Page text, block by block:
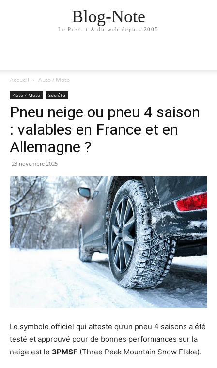
Blog-Note
Le Post-it ® du web depuis 2005
Accueil Auto / Moto
Auto / Moto Société
Pneu neige ou pneu 4 saison
: valables en France et en
Allemagne ?
23 novembre 2025
Le symbole officiel qui atteste qu’un pneu 4 saisons a été
testé et approuvé pour de bonnes performances sur la
neige est le 3PMSF (Three Peak Mountain Snow Flake).